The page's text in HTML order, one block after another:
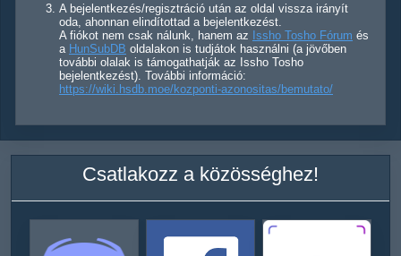
A bejelentkezés/regisztráció után az oldal vissza irányít
oda, ahonnan elindítottad a bejelentkezést.
A fiókot nem csak nálunk, hanem az Issho Tosho Fórum és
a HunSubDB oldalakon is tudjátok használni (a jövőben
további olalak is támogathatják az Issho Tosho
bejelentkezést). További információ:
https://wiki.hsdb.moe/kozponti-azonositas/bemutato/
Csatlakozz a közösséghez!